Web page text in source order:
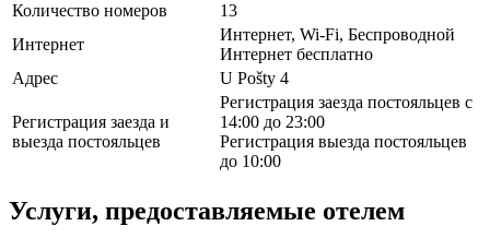
Количество номеров
13
Интернет
Интернет, Wi-Fi, Беспроводной
Интернет бесплатно
Адрес
U Pošty 4
Регистрация заезда и
выезда постояльцев
Регистрация заезда постояльцев с
14:00 до 23:00
Регистрация выезда постояльцев
до 10:00
Услуги, предоставляемые отелем